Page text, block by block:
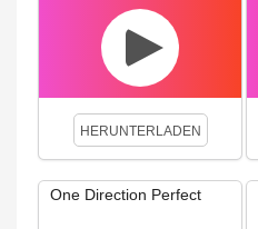
HERUNTERLADEN
One Direction Perfect